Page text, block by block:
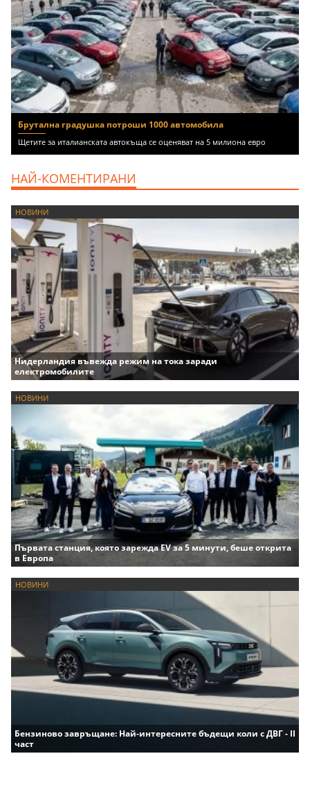
Брутална градушка потроши 1000 автомобила
Щетите за италианската автокъща се оценяват на 5 милиона евро
НАЙ-КОМЕНТИРАНИ
НОВИНИ
Нидерландия въвежда режим на тока заради
електромобилите
НОВИНИ
Първата станция, която зарежда EV за 5 минути, беше открита
в Европа
НОВИНИ
Бензиново завръщане: Най-интересните бъдещи коли с ДВГ - II
част